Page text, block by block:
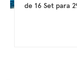
de 16 Setpara